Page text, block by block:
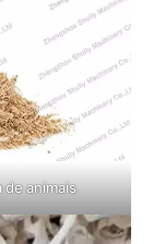
de animais